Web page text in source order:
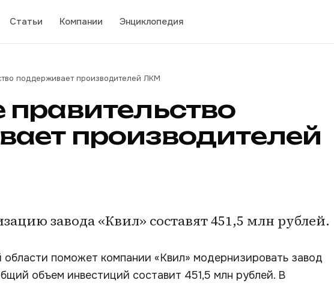
Статьи Компании Энциклопедия
поддерживает производителей ЛКМ
производителей
завода «Квил» составят 451,5 млн рублей.
области поможет компании «Квил» модернизировать завод
объем инвестиций составит 451,5 млн рублей. В